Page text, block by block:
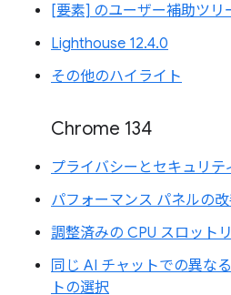
[要素] のユーザー補助ツリ
Lighthouse 12.4.0
その他のハイライト
Chrome 134
プライバシーとセキュリテ
パフォーマンス パネルの
調整済みの CPU スロット
同じ AI チャットでの異な
トの選択